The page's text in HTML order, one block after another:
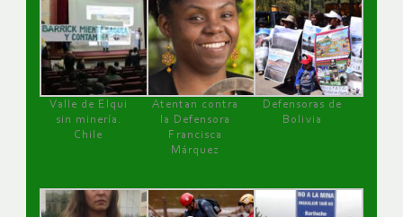
Valle de Elqui
sin minería.
Chile
Atentan contra
la Defensora
Francisca
Márquez
Defensoras de
Bolivia